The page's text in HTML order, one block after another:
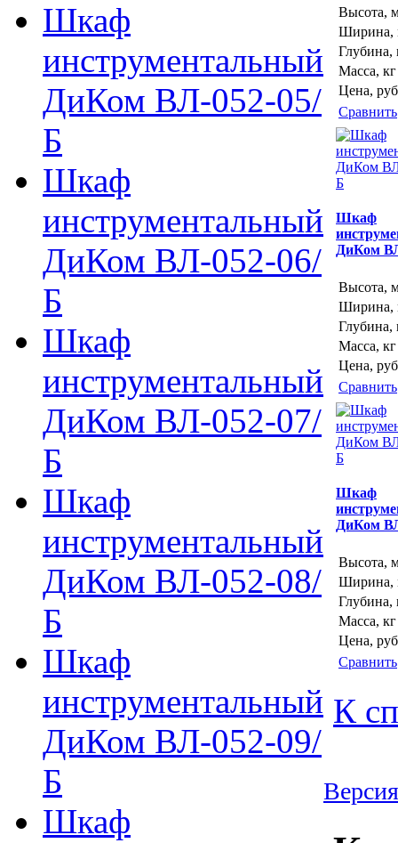
Шкаф
инструментальный
ДиКом ВЛ-052-05/
Б
Шкаф
инструментальный
ДиКом ВЛ-052-06/
Б
Шкаф
инструментальный
ДиКом ВЛ-052-07/
Б
Шкаф
инструментальный
ДиКом ВЛ-052-08/
Б
Шкаф
инструментальный
ДиКом ВЛ-052-09/
Б
Шкаф
Высота,
Ширина,
Глубина,
Масса, кг
Цена,
Сравнить
Шкаф
ДиКом
Высота,
Ширина,
Глубина,
Масса, кг
Цена,
Сравнить
Шкаф
ДиКом
Высота,
Ширина,
Глубина,
Масса, кг
Цена,
Сравнить
К